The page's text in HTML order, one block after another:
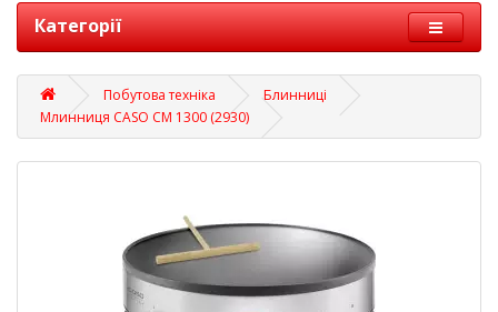
Категорії
Побутова техніка
Блинниці
Млинниця CASO CM 1300 (2930)